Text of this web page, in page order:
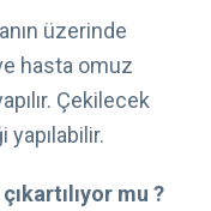
üzerinde
hasta omuz
Çekilecek
mu ?